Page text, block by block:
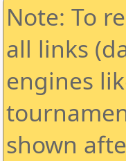
Note: To
all links
engines
shown